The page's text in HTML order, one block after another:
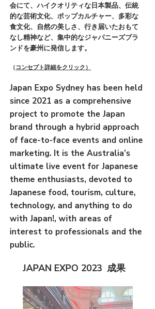
会にて、ハイクオリティな日本製品、伝統
的な芸術文化、ポップカルチャー、多彩な
食文化、自然の美しさ、行き届いたおもて
なし精神など、集中的なジャパニーズブラ
ンドを豪州に発信します。
​（コンセプト詳細をクリック）
Japan Expo Sydney has been held
since 2021 as a comprehensive
project to promote the Japan
brand through a hybrid approach
of face-to-face events and online
marketing. It is the Australia’s
ultimate live event for Japanese
theme enthusiasts, devoted to
Japanese food, tourism, culture,
technology, and anything to do
with Japan!, with areas of
interest to professionals and the
public.
JAPAN EXPO 2023 成果